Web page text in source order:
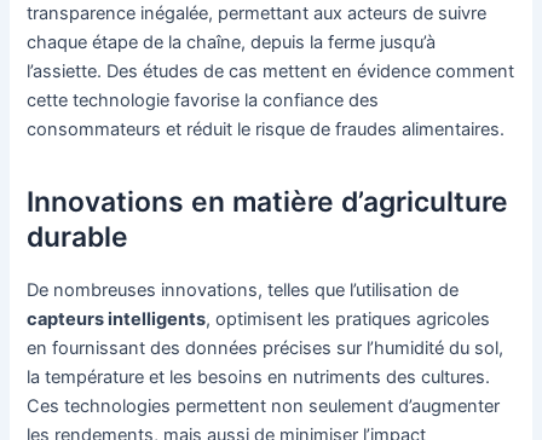
transparence inégalée, permettant aux acteurs de suivre
chaque étape de la chaîne, depuis la ferme jusqu’à
l’assiette. Des études de cas mettent en évidence comment
cette technologie favorise la confiance des
consommateurs et réduit le risque de fraudes alimentaires.
Innovations en matière d’agriculture
durable
De nombreuses innovations, telles que l’utilisation de
capteurs intelligents, optimisent les pratiques agricoles
en fournissant des données précises sur l’humidité du sol,
la température et les besoins en nutriments des cultures.
Ces technologies permettent non seulement d’augmenter
les rendements, mais aussi de minimiser l’impact